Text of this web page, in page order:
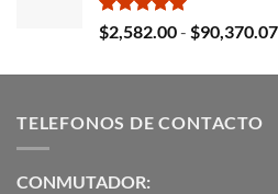
$35,369.97.
Valorado
con
$2,582.00- $90,370.07
TELEFONOS DE CONTACTO
CONMUTADOR: